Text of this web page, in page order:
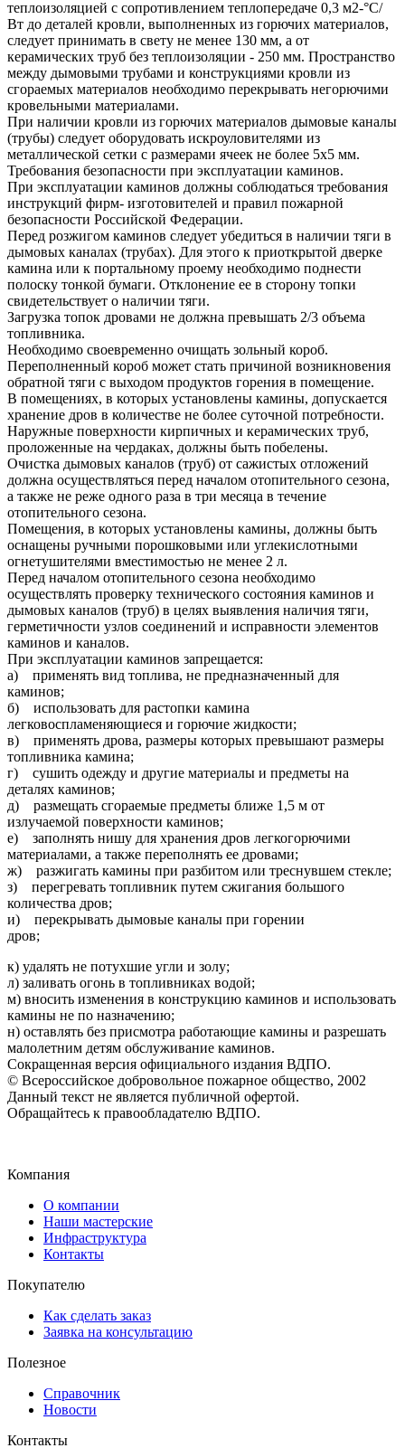
теплоизоляцией с сопротивлением теплопередаче 0,3 м2-°С/
Вт до деталей кровли, выполненных из горючих материалов,
следует принимать в свету не менее 130 мм, а от
керамических труб без теплоизоляции - 250 мм. Пространство
между дымовыми трубами и конструкциями кровли из
сгораемых материалов необходимо перекрывать негорючими
кровельными материалами.
При наличии кровли из горючих материалов дымовые каналы
(трубы) следует оборудовать искроуловителями из
металлической сетки с размерами ячеек не более 5x5 мм.
Требования безопасности при эксплуатации каминов.
При эксплуатации каминов должны соблюдаться требования
инструкций фирм- изготовителей и правил пожарной
безопасности Российской Федерации.
Перед розжигом каминов следует убедиться в наличии тяги в
дымовых каналах (трубах). Для этого к приоткрытой дверке
камина или к портальному проему необходимо поднести
полоску тонкой бумаги. Отклонение ее в сторону топки
свидетельствует о наличии тяги.
Загрузка топок дровами не должна превышать 2/3 объема
топливника.
Необходимо своевременно очищать зольный короб.
Переполненный короб может стать причиной возникновения
обратной тяги с выходом продуктов горения в помещение.
В помещениях, в которых установлены камины, допускается
хранение дров в количестве не более суточной потребности.
Наружные поверхности кирпичных и керамических труб,
проложенные на чердаках, должны быть побелены.
Очистка дымовых каналов (труб) от сажистых отложений
должна осуществляться перед началом отопительного сезона,
а также не реже одного раза в три месяца в течение
отопительного сезона.
Помещения, в которых установлены камины, должны быть
оснащены ручными порошковыми или углекислотными
огнетушителями вместимостью не менее 2 л.
Перед началом отопительного сезона необходимо
осуществлять проверку технического состояния каминов и
дымовых каналов (труб) в целях выявления наличия тяги,
герметичности узлов соединений и исправности элементов
каминов и каналов.
При эксплуатации каминов запрещается:
а) применять вид топлива, не предназначенный для
каминов;
б) использовать для растопки камина
легковоспламеняющиеся и горючие жидкости;
в) применять дрова, размеры которых превышают размеры
топливника камина;
г) сушить одежду и другие материалы и предметы на
деталях каминов;
д) размещать сгораемые предметы ближе 1,5 м от
излучаемой поверхности каминов;
е) заполнять нишу для хранения дров легкогорючими
материалами, а также переполнять ее дровами;
ж) разжигать камины при разбитом или треснувшем стекле;
з) перегревать топливник путем сжигания большого
количества дров;
и) перекрывать дымовые каналы при горении
дров;
к) удалять не потухшие угли и золу;
л) заливать огонь в топливниках водой;
м) вносить изменения в конструкцию каминов и использовать
камины не по назначению;
н) оставлять без присмотра работающие камины и разрешать
малолетним детям обслуживание каминов.
Сокращенная версия официального издания ВДПО.
© Всероссийское добровольное пожарное общество, 2002
Данный текст не является публичной офертой.
Обращайтесь к правообладателю ВДПО.
Компания
О компании
Наши мастерские
Инфраструктура
Контакты
Покупателю
Как сделать заказ
Заявка на консультацию
Полезное
Справочник
Новости
Контакты